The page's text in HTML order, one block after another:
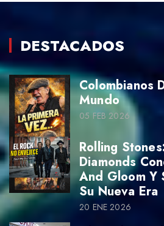
DESTACADOS
Colombianos
Mundo
05 FEB 2026
Rolling
Diamonds
And Gloom Y
Su Nueva Era
20 ENE 2026